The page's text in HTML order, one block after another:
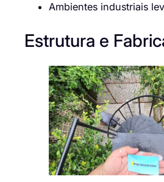
Ambientes industriais
Estrutura e